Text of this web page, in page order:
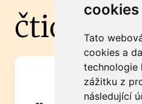
cookies
Tato
cookies a
technologie
zážitku z
následující
Máte zajímavou